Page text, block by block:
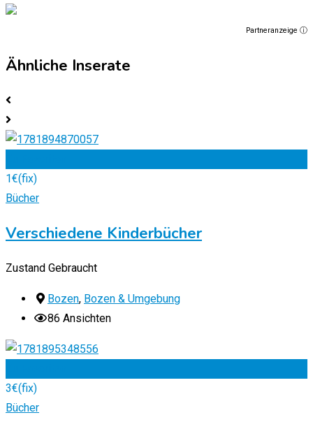
Partneranzeige ⓘ
Ähnliche Inserate
1€(fix)
Bücher
Verschiedene Kinderbücher
Zustand Gebraucht
Bozen, Bozen & Umgebung
86 Ansichten
3€(fix)
Bücher